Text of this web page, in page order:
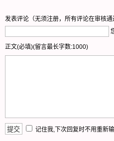
发表评论（无须注册，所有评论在审核
正文(必填)(留言最长字数:1000)
记住我,下次回复时不用重新